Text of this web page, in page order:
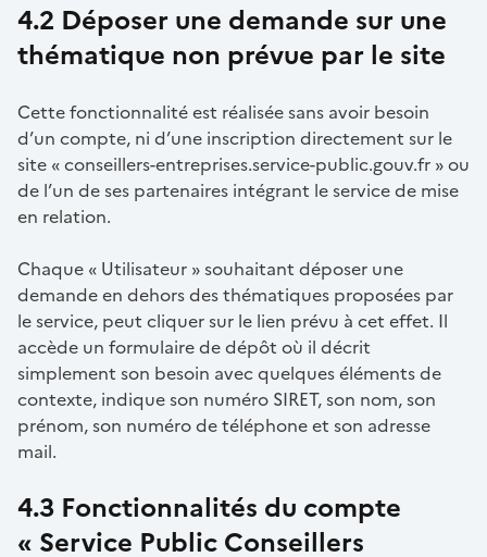
4.2 Déposer une demande sur une
thématique non prévue par le site
Cette fonctionnalité est réalisée sans avoir besoin
d’un compte, ni d’une inscription directement sur le
site « conseillers-entreprises.service-public.gouv.fr » ou
de l’un de ses partenaires intégrant le service de mise
en relation.
Chaque « Utilisateur » souhaitant déposer une
demande en dehors des thématiques proposées par
le service, peut cliquer sur le lien prévu à cet effet. Il
accède un formulaire de dépôt où il décrit
simplement son besoin avec quelques éléments de
contexte, indique son numéro SIRET, son nom, son
prénom, son numéro de téléphone et son adresse
mail.
4.3 Fonctionnalités du compte
« Service Public Conseillers